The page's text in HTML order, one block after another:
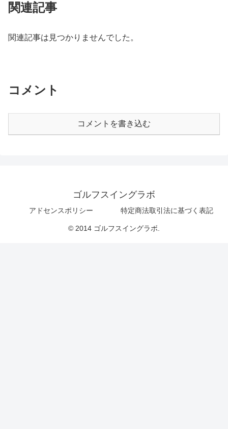
関連記事
関連記事は見つかりませんでした。
コメント
コメントを書き込む
ゴルフスイングラボ
アドセンスポリシー 特定商法取引法に基づく表記
© 2014 ゴルフスイングラボ.